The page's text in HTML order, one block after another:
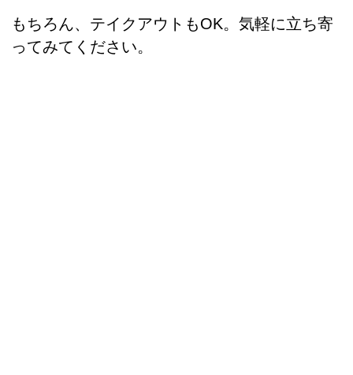
もちろん、テイクアウトもOK。気軽に立ち寄
ってみてください。